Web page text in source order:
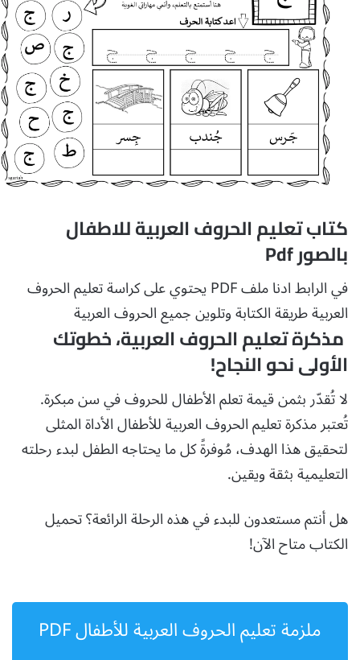
كتاب تعليم الحروف العربية للاطفال
بالصور Pdf
في الرابط ادنا ملف PDF يحتوي على كراسة تعليم الحروف
العربية طريقة الكتابة وتلوين جميع الحروف العربية
مذكرة تعليم الحروف العربية، خطوتك
الأولى نحو النجاح!
لا تُقدّر بثمن قيمة تعلم الأطفال للحروف في سن مبكرة.
تُعتبر مذكرة تعليم الحروف العربية للأطفال الأداة المثلى
لتحقيق هذا الهدف، مُوفرةً كل ما يحتاجه الطفل لبدء رحلته
التعليمية بثقة ويقين.
هل أنتم مستعدون للبدء في هذه الرحلة الرائعة؟ تحميل
الكتاب متاح الآن!
ملزمة تعليم الحروف العربية للأطفال PDF